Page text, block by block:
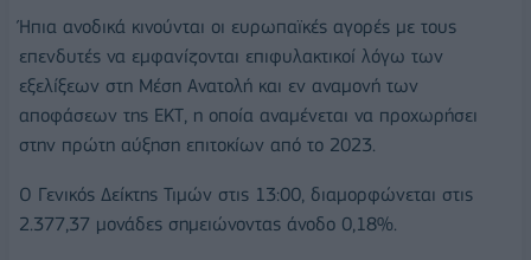
Ήπια ανοδικά κινούνται οι ευρωπαϊκές αγορές με τους
επενδυτές να εμφανίζονται επιφυλακτικοί λόγω των
εξελίξεων στη Μέση Ανατολή και εν αναμονή των
αποφάσεων της ΕΚΤ, η οποία αναμένεται να προχωρήσει
στην πρώτη αύξηση επιτοκίων από το 2023.
O Γενικός Δείκτης Τιμών στις 13:00, διαμορφώνεται στις
2.377,37 μονάδες σημειώνοντας άνοδο 0,18%.